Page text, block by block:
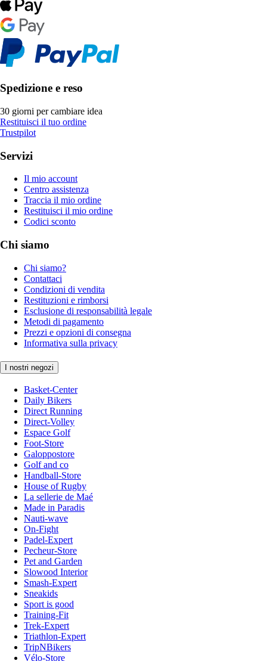
Spedizione e reso
30 giorni per cambiare idea
Restituisci il tuo ordine
Trustpilot
Servizi
Il mio account
Centro assistenza
Traccia il mio ordine
Restituisci il mio ordine
Codici sconto
Chi siamo
Chi siamo?
Contattaci
Condizioni di vendita
Restituzioni e rimborsi
Esclusione di responsabilità legale
Metodi di pagamento
Prezzi e opzioni di consegna
Informativa sulla privacy
I nostri negozi
Basket-Center
Daily Bikers
Direct Running
Direct-Volley
Espace Golf
Foot-Store
Galoppostore
Golf and co
Handball-Store
House of Rugby
La sellerie de Maé
Made in Paradis
Nauti-wave
On-Fight
Padel-Expert
Pecheur-Store
Pet and Garden
Slowood Interior
Smash-Expert
Sneakids
Sport is good
Training-Fit
Trek-Expert
Triathlon-Expert
TripNBikers
Vélo-Store